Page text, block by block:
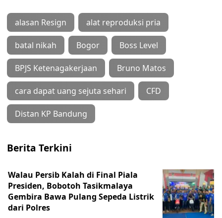
alasan Resign alat reproduksi pria
batal nikah Bogor Boss Level
BPJS Ketenagakerjaan Bruno Matos
cara dapat uang sejuta sehari CFD
Distan KP Bandung
Berita Terkini
Walau Persib Kalah di Final Piala
Presiden, Bobotoh Tasikmalaya
Gembira Bawa Pulang Sepeda Listrik
dari Polres